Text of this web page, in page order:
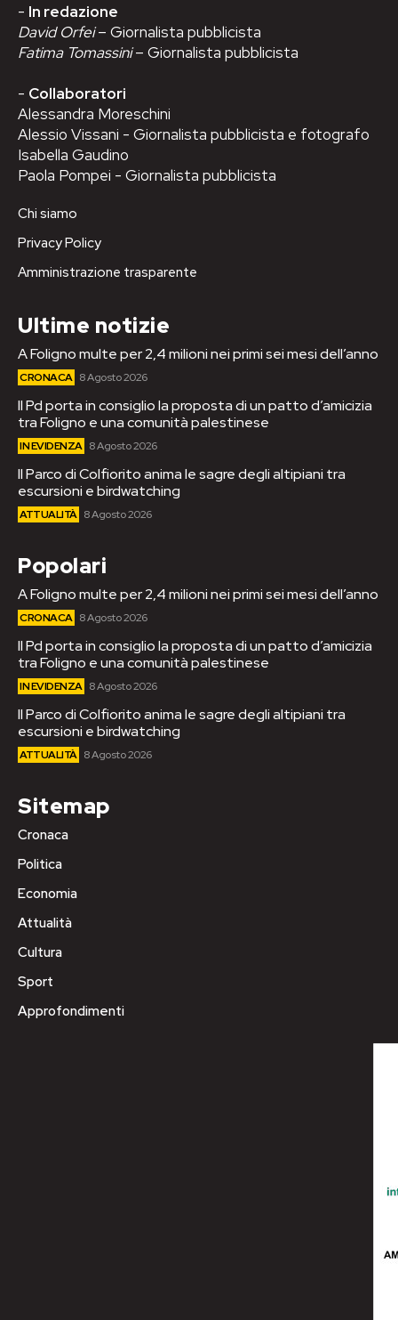
- In redazione
David Orfei– Giornalista pubblicista
Fatima Tomassini– Giornalista pubblicista
- Collaboratori
Alessandra Moreschini
Alessio Vissani - Giornalista pubblicista e fotografo
Isabella Gaudino
Paola Pompei - Giornalista pubblicista
Chi siamo
Privacy Policy
Amministrazione trasparente
Ultime notizie
A Foligno multe per 2,4 milioni nei primi sei mesi dell’anno
CRONACA 8 Agosto 2026
Il Pd porta in consiglio la proposta di un patto d’amicizia
tra Foligno e una comunità palestinese
IN EVIDENZA 8 Agosto 2026
Il Parco di Colfiorito anima le sagre degli altipiani tra
escursioni e birdwatching
ATTUALITÀ 8 Agosto 2026
Popolari
A Foligno multe per 2,4 milioni nei primi sei mesi dell’anno
CRONACA 8 Agosto 2026
Il Pd porta in consiglio la proposta di un patto d’amicizia
tra Foligno e una comunità palestinese
IN EVIDENZA 8 Agosto 2026
Il Parco di Colfiorito anima le sagre degli altipiani tra
escursioni e birdwatching
ATTUALITÀ 8 Agosto 2026
Sitemap
Cronaca
Politica
Economia
Attualità
Cultura
Sport
Approfondimenti